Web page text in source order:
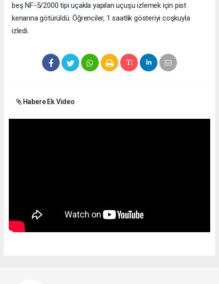
beş NF-5/2000 tipi uçakla yapılan uçuşu izlemek için pist
kenarına götürüldü. Öğrenciler, 1 saatlik gösteriyi coşkuyla
izledi.
Habere Ek Video